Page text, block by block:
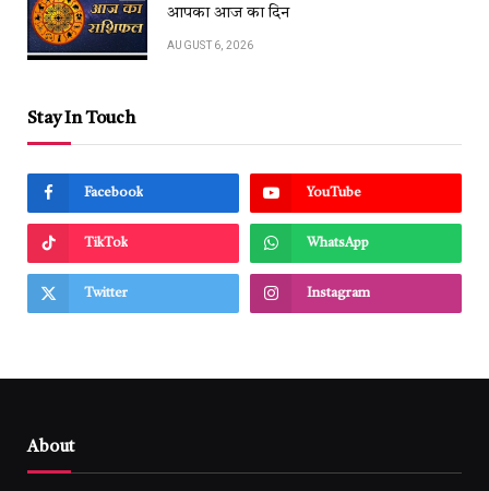
आपका आज का दिन
AUGUST 6, 2026
Stay In Touch
Facebook YouTube
TikTok WhatsApp
Twitter Instagram
About